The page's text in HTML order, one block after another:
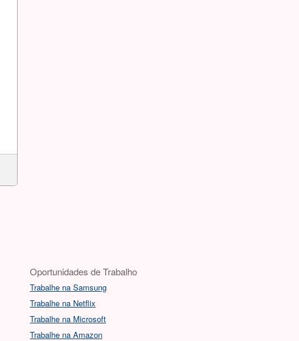
Oportunidades de Trabalho
Trabalhe na Samsung
Trabalhe na Netflix
Trabalhe na Microsoft
Trabalhe na Amazon